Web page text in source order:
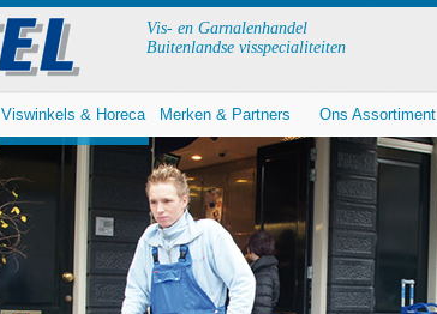
Vis- en Garnalenhandel
Buitenlandse visspecialiteiten
Viswinkels & Horeca Merken & Partners Ons Assortiment